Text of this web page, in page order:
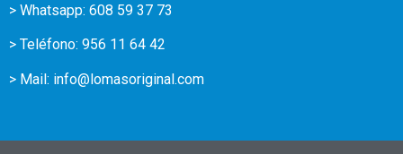
> Whatsapp: 608 59 37 73
> Teléfono: 956 11 64 42
> Mail: info@lomasoriginal.com